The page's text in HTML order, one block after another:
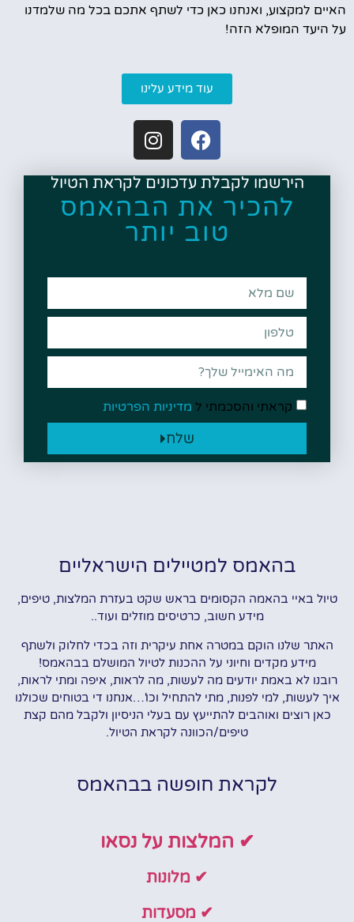
האיים למקצוע, ואנחנו כאן כדי לשתף אתכם בכל מה שלמדנו
על היעד המופלא הזה!
עוד מידע עלינו
הירשמו לקבלת עדכונים לקראת הטיול
להכיר את הבהאמס
טוב יותר
קראתי והסכמתי ל מדיניות הפרטיות
שלח
בהאמס למטיילים הישראליים
טיול באיי בהאמה הקסומים בראש שקט בעזרת המלצות, טיפים,
מידע חשוב, כרטיסים מוזלים ועוד..
האתר שלנו הוקם במטרה אחת עיקרית וזה בכדי לחלוק ולשתף
מידע מקדים וחיוני על ההכנות לטיול המושלם בבהאמס!
רובנו לא באמת יודעים מה לעשות, מה לראות, איפה ומתי לראות,
איך לעשות, למי לפנות, מתי להתחיל וכו'…אנחנו די בטוחים שכולנו
כאן רוצים ואוהבים להתייעץ עם בעלי הניסיון ולקבל מהם קצת
טיפים/הכוונה לקראת הטיול.
לקראת חופשה בבהאמס
✔ המלצות על נסאו
✔ מלונות
✔ מסעדות